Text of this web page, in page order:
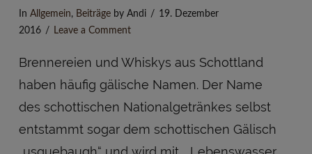
In Allgemein, Beiträgeby Andi
19. Dezember
2016
Leave a Comment
Brennereien und Whiskys aus Schottland
haben häufig gälische Namen. Der Name
des schottischen Nationalgetränkes selbst
entstammt sogar dem schottischen Gälisch